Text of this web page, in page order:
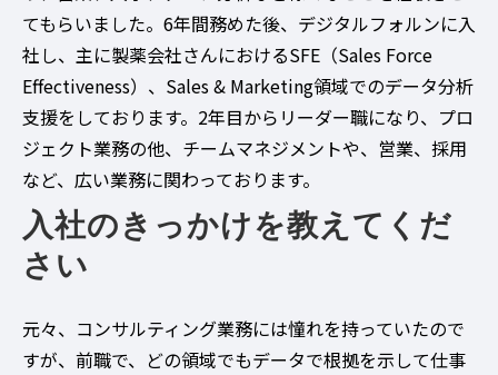
てもらいました。6年間務めた後、デジタルフォルンに入
社し、主に製薬会社さんにおけるSFE（Sales Force
Effectiveness）、Sales & Marketing領域でのデータ分析
支援をしております。2年目からリーダー職になり、プロ
ジェクト業務の他、チームマネジメントや、営業、採用
など、広い業務に関わっております。
入社のきっかけを教えてくだ
さい
元々、コンサルティング業務には憧れを持っていたので
すが、前職で、どの領域でもデータで根拠を示して仕事